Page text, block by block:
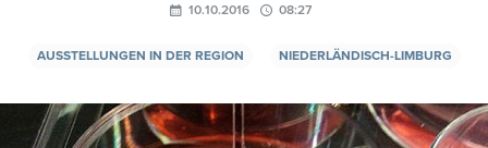
10.10.2016 08:27
AUSSTELLUNGEN IN DER REGION NIEDERLÄNDISCH-LIMBURG